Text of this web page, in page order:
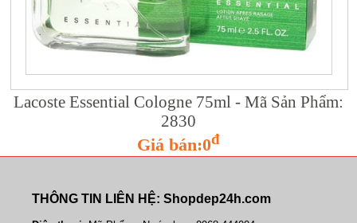
Lacoste Essential Cologne 75ml - Mã Sản Phẩm:
2830
Giá bán:0đ
THÔNG TIN LIÊN HỆ: Shopdep24h.com